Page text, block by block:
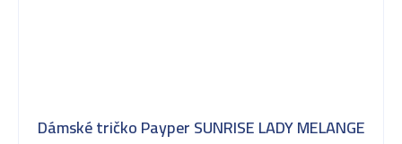
Dámské tričko Payper SUNRISE LADY MELANGE